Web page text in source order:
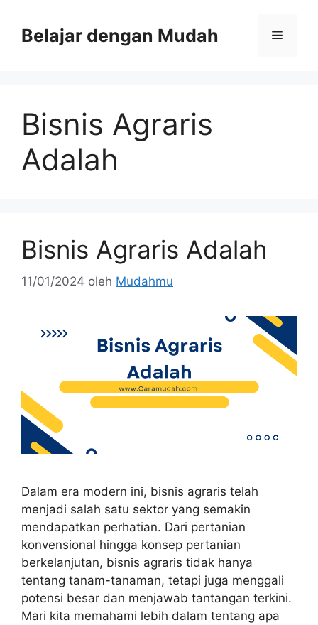
Belajar dengan Mudah
Bisnis Agraris
Adalah
Bisnis Agraris Adalah
11/01/2024 oleh Mudahmu
Dalam era modern ini, bisnis agraris telah
menjadi salah satu sektor yang semakin
mendapatkan perhatian. Dari pertanian
konvensional hingga konsep pertanian
berkelanjutan, bisnis agraris tidak hanya
tentang tanam-tanaman, tetapi juga menggali
potensi besar dan menjawab tantangan terkini.
Mari kita memahami lebih dalam tentang apa